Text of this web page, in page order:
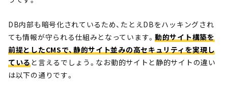
DB内部も暗号化されているため、たとえDBをハッキングされ
ても情報が守られる仕組みとなっています。 動的サイト構築を
前提としたCMSで、静的サイト並みの高セキュリティを実現し
ていると言えるでしょう。なお動的サイトと静的サイトの違い
は以下の通りです。